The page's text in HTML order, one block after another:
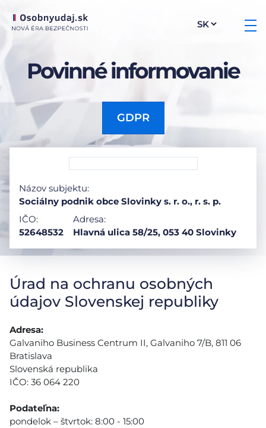
Povinné informovanie
GDPR
Názov subjektu:
Sociálny podnik obce Slovinky s. r. o., r. s. p.
IČO:
52648532
Adresa:
Hlavná ulica 58/25, 053 40 Slovinky
Úrad na ochranu osobných
údajov Slovenskej republiky
Adresa:
Galvaniho Business Centrum II, Galvaniho 7/B, 811 06
Bratislava
Slovenská republika
IČO: 36 064 220
Podateľna:
pondelok – štvrtok: 8:00 - 15:00